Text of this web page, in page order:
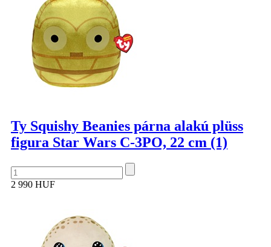
Ty Squishy Beanies párna alakú plüss
figura Star Wars C-3PO, 22 cm (1)
2 990 HUF